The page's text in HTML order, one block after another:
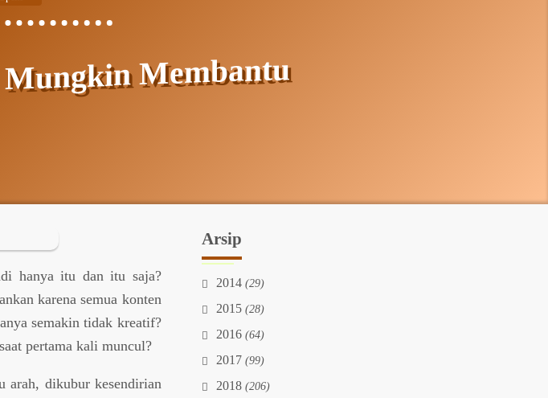
Membantu
hanya itu dan itu saja?
karena semua konten
semakin tidak kreatif?
pertama kali muncul?
arah, dikubur kesendirian
Arsip
2014(29)
2015(28)
2016(64)
2017(99)
2018(206)